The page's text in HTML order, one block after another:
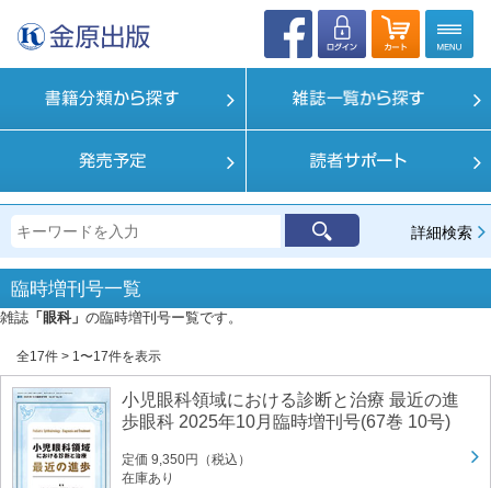
詳細検索
臨時増刊号一覧
雑誌 「眼科」 の臨時増刊号ー覧です。
全17件 > 1〜17件を表示
小児眼科領域における診断と治療 最近の進
歩眼科 2025年10月臨時増刊号(67巻 10号)
定価 9,350円（税込）
在庫あり